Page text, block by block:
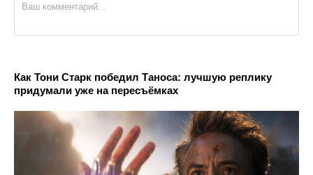
Как Тони Старк победил Таноса: лучшую реплику
придумали уже на пересъёмках